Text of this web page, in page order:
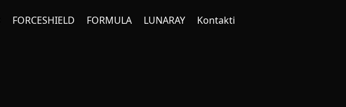
FORCESHIELD FORMULA LUNARAY Kontakti